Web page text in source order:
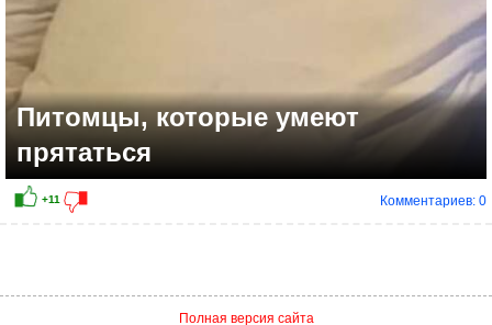
Питомцы, которые умеют
прятаться
Комментариев: 0
Полная версия сайта